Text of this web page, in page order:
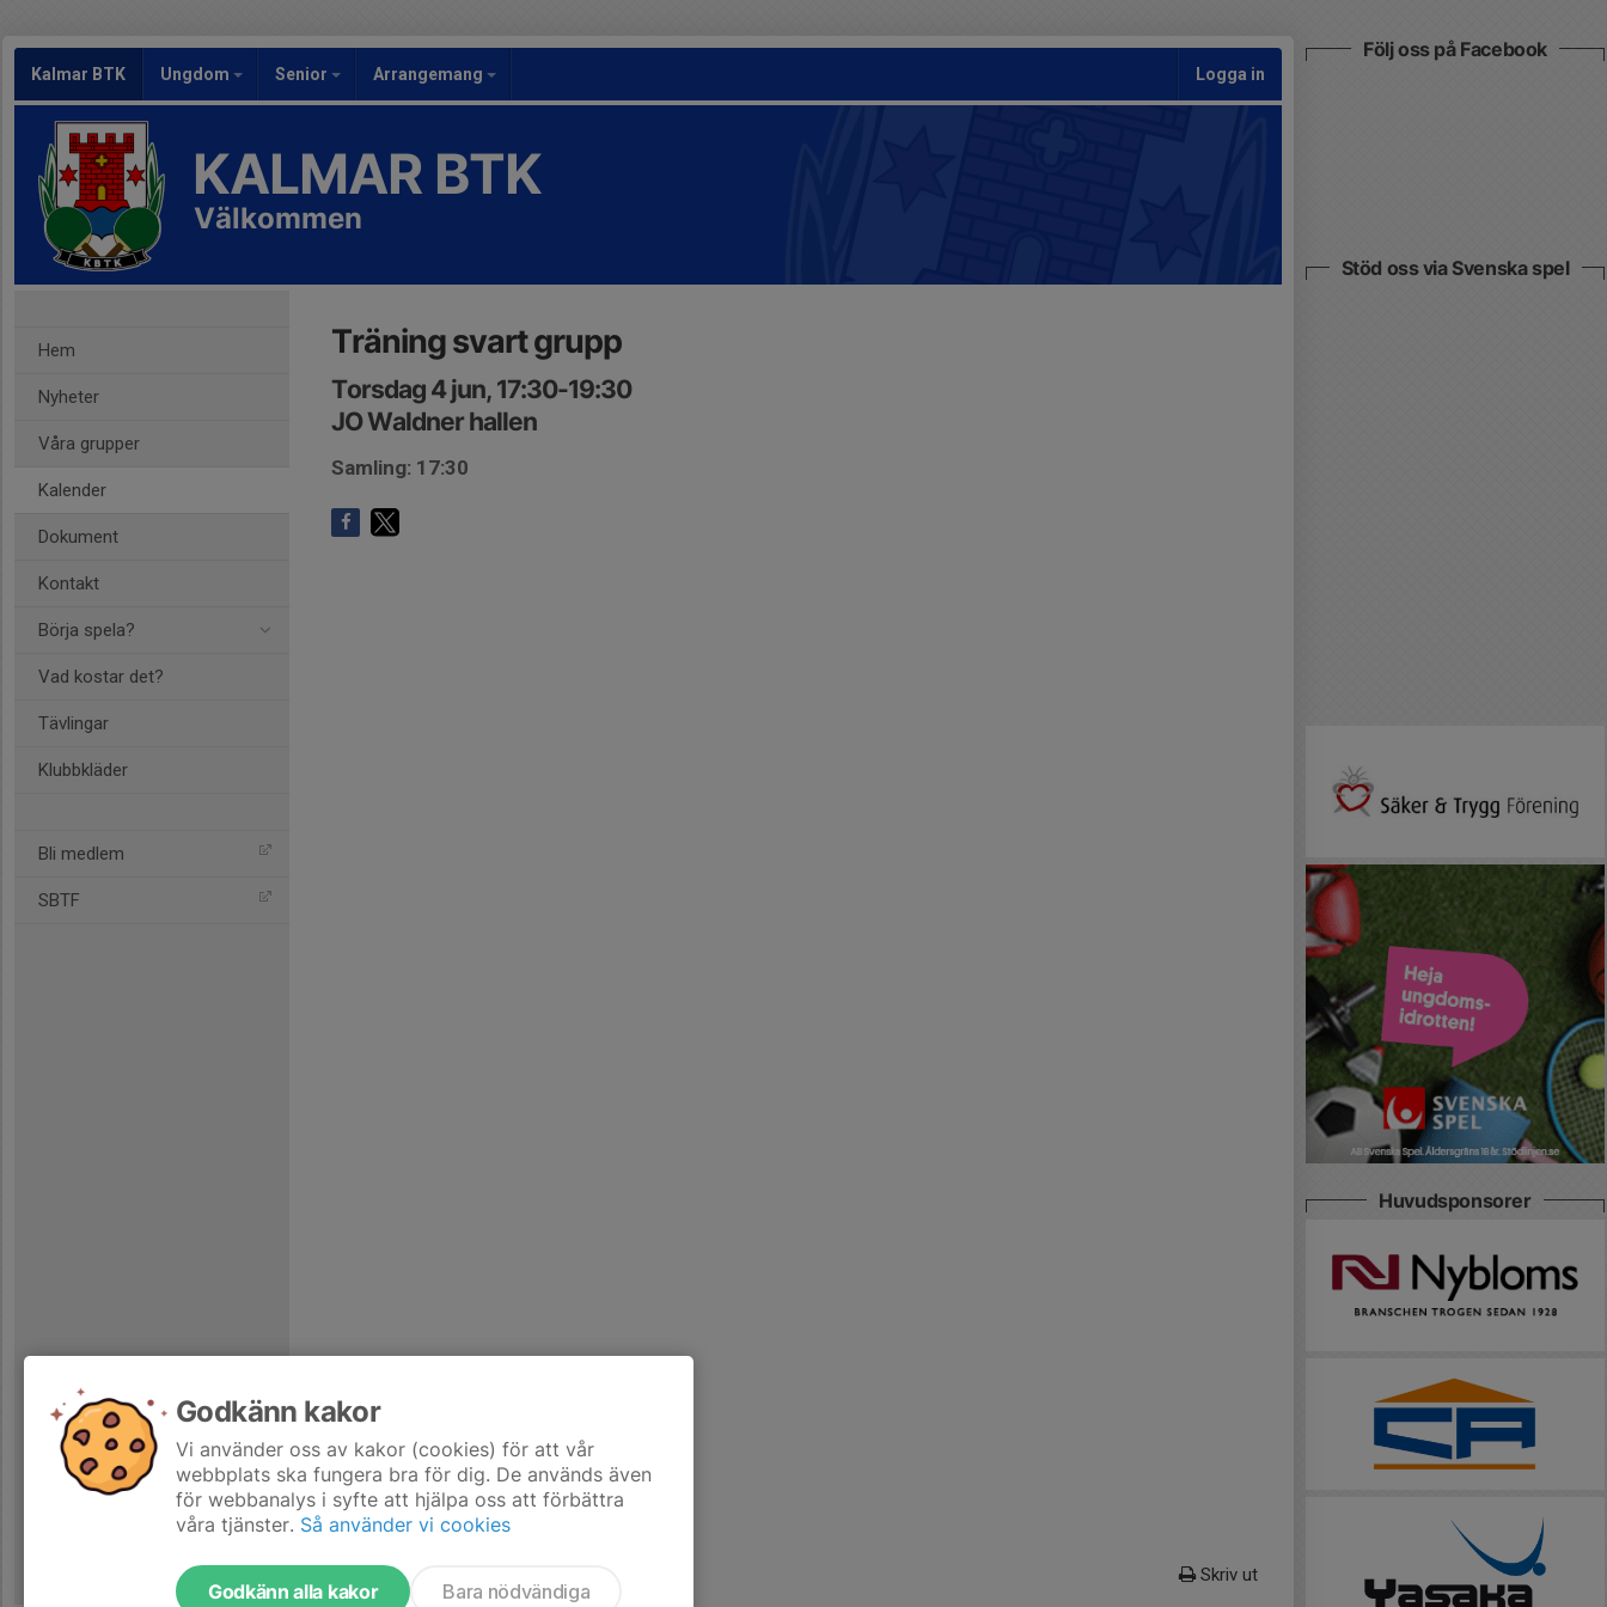
Kalmar BTK Ungdom Senior Arrangemang Logga in
KALMAR BTK
Välkommen
Hem
Nyheter
Våra grupper
Kalender
Dokument
Kontakt
Börja spela?
Vad kostar det?
Tävlingar
Klubbkläder
Bli medlem
SBTF
Träning svart grupp
Torsdag 4 jun, 17:30-19:30
JO Waldner hallen
Samling: 17:30
Skriv ut
Följ oss på Facebook
Stöd oss via Svenska spel
Huvudsponsorer
Godkänn kakor
Vi använder oss av kakor (cookies) för att vår
webbplats ska fungera bra för dig. De används även
för webbanalys i syfte att hjälpa oss att förbättra
våra tjänster. Så använder vi cookies
Godkänn alla kakor Bara nödvändiga